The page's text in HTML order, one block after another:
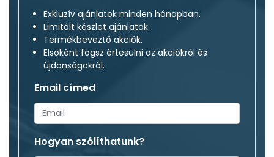
Exkluzív ajánlatok minden hónapban.
Limitált készlet ajánlatok.
Termékbeveztő akciók.
Elsőként fogsz értesülni az akciókról és
újdonságokról.
Email címed
Hogyan szólíthatunk?